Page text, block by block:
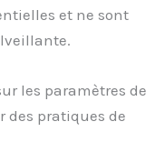
et ne sont
les paramètres de
des pratiques de